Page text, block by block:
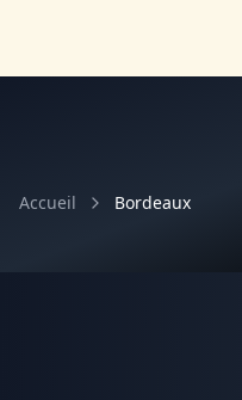
Accueil Bordeaux